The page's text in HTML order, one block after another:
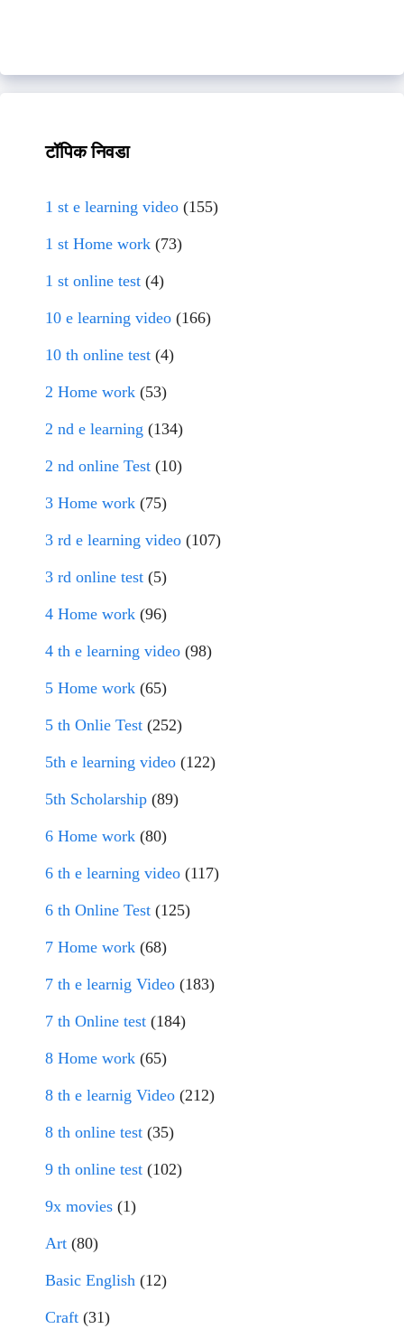
टॉपिक निवडा
1 st e learning video (155)
1 st Home work (73)
1 st online test (4)
10 e learning video (166)
10 th online test (4)
2 Home work (53)
2 nd e learning (134)
2 nd online Test (10)
3 Home work (75)
3 rd e learning video (107)
3 rd online test (5)
4 Home work (96)
4 th e learning video (98)
5 Home work (65)
5 th Onlie Test (252)
5th e learning video (122)
5th Scholarship (89)
6 Home work (80)
6 th e learning video (117)
6 th Online Test (125)
7 Home work (68)
7 th e learnig Video (183)
7 th Online test (184)
8 Home work (65)
8 th e learnig Video (212)
8 th online test (35)
9 th online test (102)
9x movies (1)
Art (80)
Basic English (12)
Craft (31)